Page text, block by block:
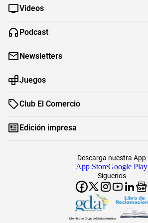
Videos
Podcast
Newsletters
Juegos
Club El Comercio
Edición impresa
Síguenos
Descarga nuestra App
App StoreGoogle Play
Miembro del Grupo de Diarios América